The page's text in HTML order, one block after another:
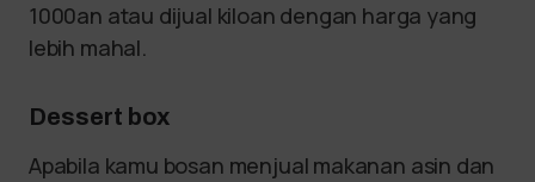
1000an atau dijual kiloan dengan harga yang
lebih mahal.
Dessert box
Apabila kamu bosan menjual makanan asin dan